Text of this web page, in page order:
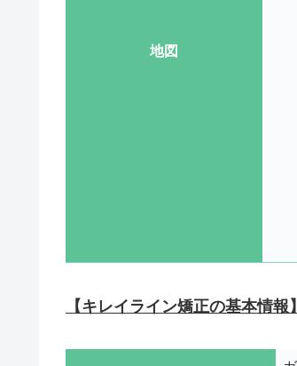
地図
【キレイライン矯正の基本情報】